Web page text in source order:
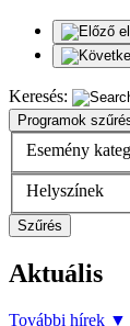
Keresés:
Programok
Esemény
Helyszínek
Szűrés
Aktuális
További hírek ▼